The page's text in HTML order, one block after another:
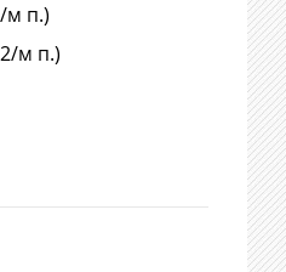
м п.)
м п.)